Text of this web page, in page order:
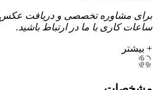
برای مشاوره تخصصی و دریافت
ساعات کاری با ما در ارتباط باشید.
+ بیشتر